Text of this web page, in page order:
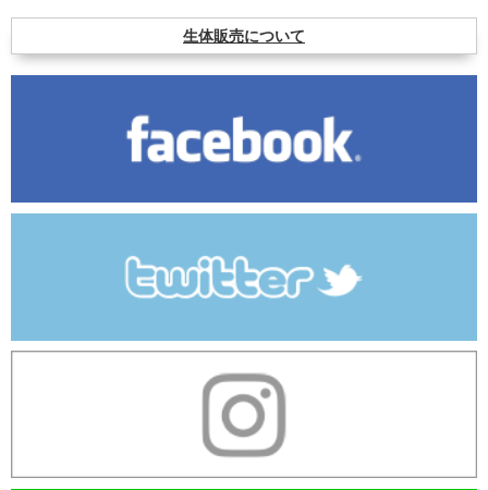
生体販売について